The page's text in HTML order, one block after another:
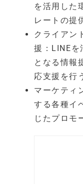
を活用した
レートの提
クライアン
援：LINEを
となる情報
応支援を行
マーケティ
する各種イ
じたプロモ